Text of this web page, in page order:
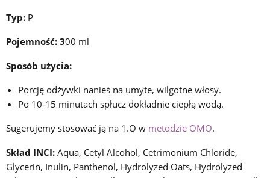
Typ: P
Pojemność: 300 ml
Sposób użycia:
Porcję odżywki nanieś na umyte, wilgotne włosy.
Po 10-15 minutach spłucz dokładnie ciepłą wodą.
Sugerujemy stosować ją na 1.O w metodzie OMO.
Skład INCI: Aqua, Cetyl Alcohol, Cetrimonium Chloride,
Glycerin, Inulin, Panthenol, Hydrolyzed Oats, Hydrolyzed